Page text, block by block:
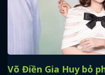
Võ Điền Gia Huy bỏ